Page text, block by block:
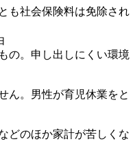
も社会保険料は免除され
の。申し出しにくい環境
ん。男性が育児休業をと
どのほか家計が苦しくな